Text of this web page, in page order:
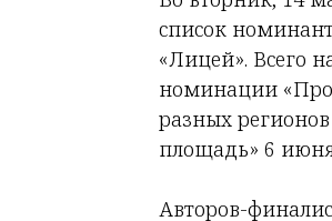
список
«Лицей». Всего
номинации
разных
площадь» 6
Авторов-